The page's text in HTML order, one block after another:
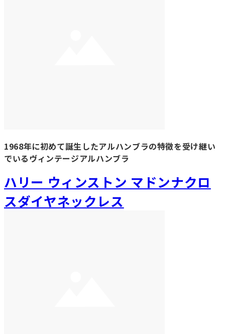
1968年に初めて誕生したアルハンブラの特徴を受け継い
でいるヴィンテージアルハンブラ
ハリー ウィンストン マドンナクロ
スダイヤネックレス